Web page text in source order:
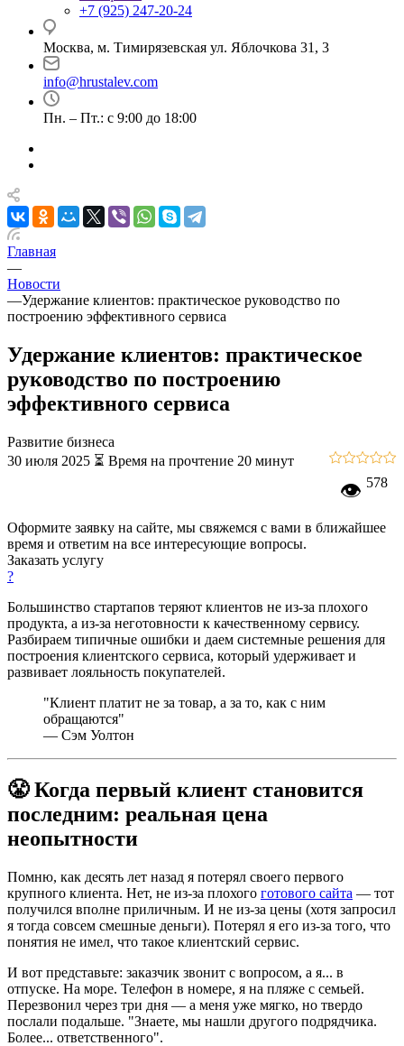
+7 (925) 247-20-24
Москва, м. Тимирязевская ул. Яблочкова 31, 3
info@hrustalev.com
Пн. – Пт.: с 9:00 до 18:00
Главная
—
Новости
—Удержание клиентов: практическое руководство по
построению эффективного сервиса
Удержание клиентов: практическое
руководство по построению
эффективного сервиса
Развитие бизнеса
30 июля 2025 ⏳ Время на прочтение 20 минут
👁 578
Оформите заявку на сайте, мы свяжемся с вами в ближайшее
время и ответим на все интересующие вопросы.
Заказать услугу
?
Большинство стартапов теряют клиентов не из-за плохого
продукта, а из-за неготовности к качественному сервису.
Разбираем типичные ошибки и даем системные решения для
построения клиентского сервиса, который удерживает и
развивает лояльность покупателей.
"Клиент платит не за товар, а за то, как с ним
обращаются"
— Сэм Уолтон
😤 Когда первый клиент становится
последним: реальная цена
неопытности
Помню, как десять лет назад я потерял своего первого
крупного клиента. Нет, не из-за плохого готового сайта — тот
получился вполне приличным. И не из-за цены (хотя запросил
я тогда совсем смешные деньги). Потерял я его из-за того, что
понятия не имел, что такое клиентский сервис.
И вот представьте: заказчик звонит с вопросом, а я... в
отпуске. На море. Телефон в номере, я на пляже с семьей.
Перезвонил через три дня — а меня уже мягко, но твердо
послали подальше. "Знаете, мы нашли другого подрядчика.
Более... ответственного".